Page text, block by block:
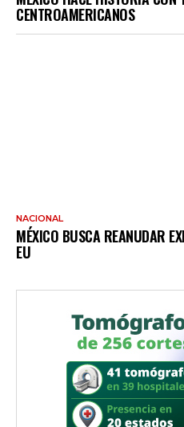
CENTROAMERICANOS
NACIONAL
MÉXICO BUSCA REANUDAR
EU